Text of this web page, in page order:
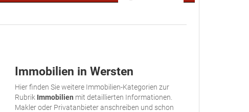
Immobilien in Wersten
Hier finden Sie weitere Immobilien-Kategorien zur
Rubrik Immobilien mit detaillierten Informationen.
Makler oder Privatanbieter anschreiben und schon